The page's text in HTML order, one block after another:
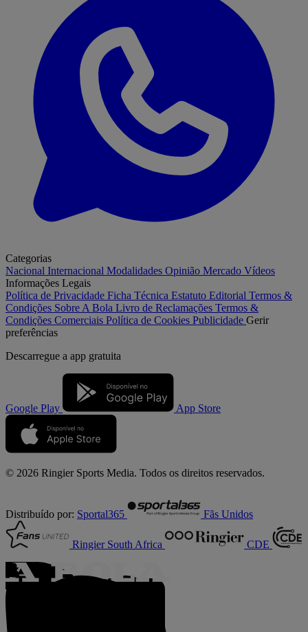
Categorias
Nacional Internacional Modalidades Opinião Mercado Vídeos
Informações Legais
Política de Privacidade Ficha Técnica Estatuto Editorial Termos &
Condições Sobre A Bola Livro de Reclamações Termos &
Condições Comerciais Política de Cookies Publicidade Gerir
preferências
Descarregue a app gratuita
Google Play App Store
© 2026 Ringier Sports Media. Todos os direitos reservados.
Distribuído por: Sportal365 Fãs Unidos
Ringier South Africa CDE